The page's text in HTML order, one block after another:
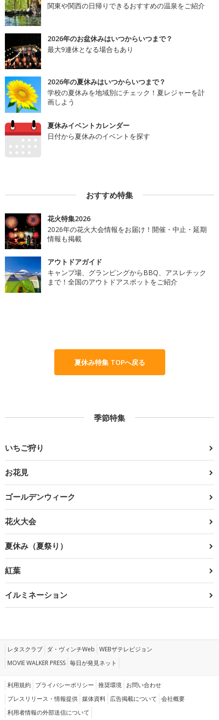
関東や関西の日帰りできるおすすめの温泉をご紹介
2026年のお盆休みはいつからいつまで？
最大9連休となる場合もあり
2026年の夏休みはいつからいつまで？
学校の夏休みを地域別にチェック！夏レジャーを計
画しよう
夏休みイベントカレンダー
日付から夏休みのイベントを探す
おすすめ特集
花火特集2026
2026年の花火大会情報をお届け！開催・中止・延期
情報も掲載
アウトドアガイド
キャンプ場、グランピングからBBQ、アスレチック
まで！全国のアウトドアスポットをご紹介
夏休み特集 TOPへ戻る
季節特集
いちご狩り
お花見
ゴールデンウィーク
花火大会
夏休み（夏祭り）
紅葉
イルミネーション
レタスクラブ ダ・ヴィンチWeb WEBザテレビジョン
MOVIE WALKER PRESS 毎日が発見ネット
利用規約 プライバシーポリシー 推奨環境 お問い合わせ
プレスリリース・情報提供 媒体資料 広告掲載について 会社概要
利用者情報の外部送信について